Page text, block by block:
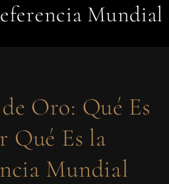
Mundial
Oro: Qué Es
Qué Es la
Mundial